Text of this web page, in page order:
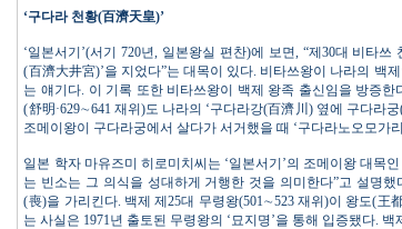
‘구다라 천황(百濟天皇)’
‘일본서기’(서기 720년, 일본왕실 편찬)에 보면, “제30대 비타
(百濟大井宮)’을 지었다”는 대목이 있다. 비타쓰왕이 나라의 백
는 얘기다. 이 기록 또한 비타쓰왕이 백제 왕족 출신임을 방증
(舒明·629∼641 재위)도 나라의 ‘구다라강(百濟川) 옆에 구다라
조메이왕이 구다라궁에서 살다가 서거했을 때 ‘구다라노오모가
일본 학자 마유즈미 히로미치씨는 ‘일본서기’의 조메이왕 대목
는 빈소는 그 의식을 성대하게 거행한 것을 의미한다”고 설명
(喪)을 가리킨다. 백제 제25대 무령왕(501∼523 재위)이 왕도(王
는 사실은 1971년 출토된 무령왕의 ‘묘지명’을 통해 입증됐다.